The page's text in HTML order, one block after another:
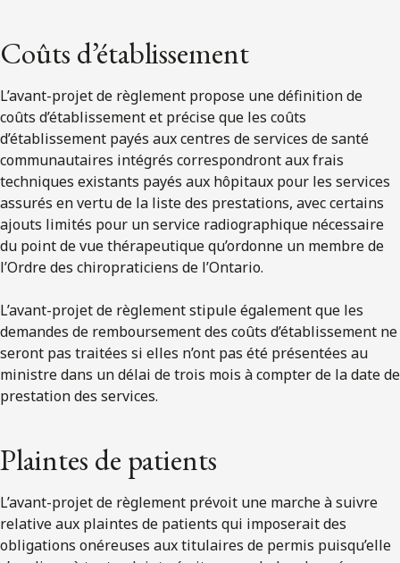
Coûts d’établissement
L’avant-projet de règlement propose une définition de
coûts d’établissement et précise que les coûts
d’établissement payés aux centres de services de santé
communautaires intégrés correspondront aux frais
techniques existants payés aux hôpitaux pour les services
assurés en vertu de la liste des prestations, avec certains
ajouts limités pour un service radiographique nécessaire
du point de vue thérapeutique qu’ordonne un membre de
l’Ordre des chiropraticiens de l’Ontario.
L’avant-projet de règlement stipule également que les
demandes de remboursement des coûts d’établissement ne
seront pas traitées si elles n’ont pas été présentées au
ministre dans un délai de trois mois à compter de la date de
prestation des services.
Plaintes de patients
L’avant-projet de règlement prévoit une marche à suivre
relative aux plaintes de patients qui imposerait des
obligations onéreuses aux titulaires de permis puisqu’elle